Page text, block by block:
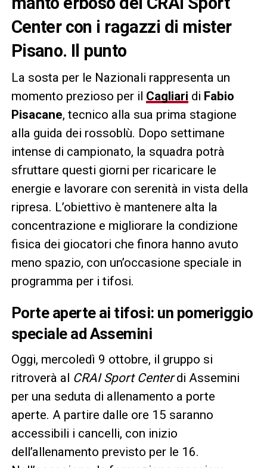
Center con i ragazzi di mister
Pisano. Il punto
La sosta per le Nazionali rappresenta un
momento prezioso per il Cagliari di Fabio
Pisacane, tecnico alla sua prima stagione
alla guida dei rossoblù. Dopo settimane
intense di campionato, la squadra potrà
sfruttare questi giorni per ricaricare le
energie e lavorare con serenità in vista della
ripresa. L’obiettivo è mantenere alta la
concentrazione e migliorare la condizione
fisica dei giocatori che finora hanno avuto
meno spazio, con un’occasione speciale in
programma per i tifosi.
Porte aperte ai tifosi: un pomeriggio
speciale ad Assemini
Oggi, mercoledì 9 ottobre, il gruppo si
ritroverà al CRAI Sport Centerdi Assemini
per una seduta di allenamento a porte
aperte. A partire dalle ore 15 saranno
accessibili i cancelli, con inizio
dell’allenamento previsto per le 16.